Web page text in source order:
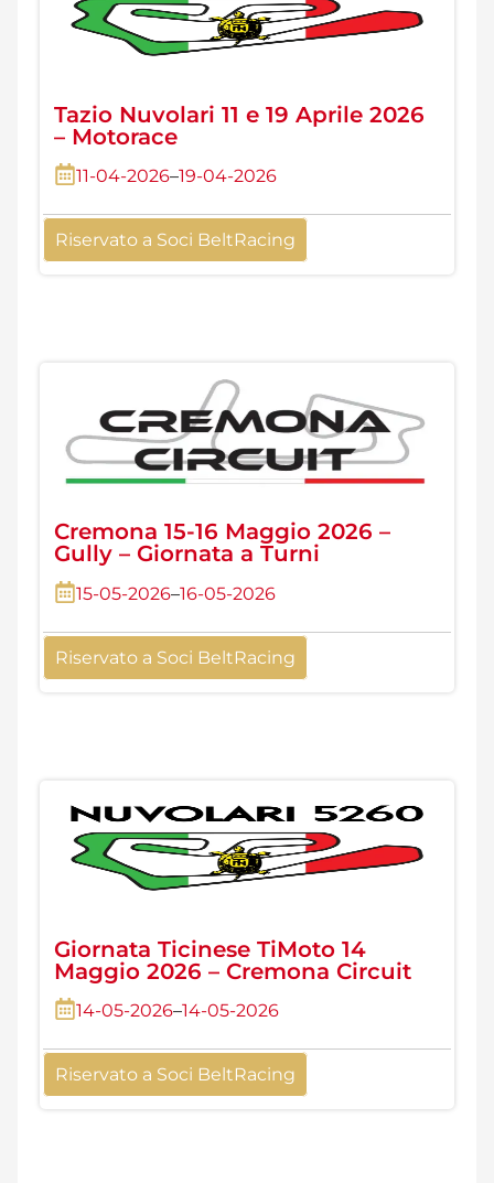
Tazio Nuvolari 11 e 19 Aprile 2026
– Motorace
11-04-2026–19-04-2026
Riservato a Soci BeltRacing
Cremona 15-16 Maggio 2026 –
Gully – Giornata a Turni
15-05-2026–16-05-2026
Riservato a Soci BeltRacing
Giornata Ticinese TiMoto 14
Maggio 2026 – Cremona Circuit
14-05-2026–14-05-2026
Riservato a Soci BeltRacing